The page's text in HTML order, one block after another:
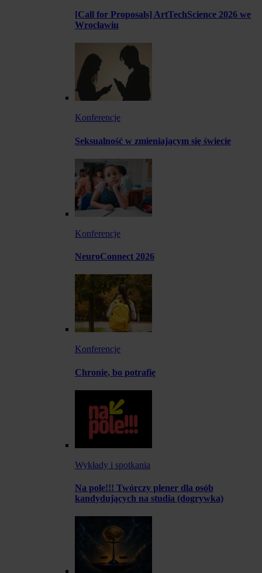
[Call for Proposals] ArtTechScience 2026 we
Wrocławiu
Konferencje
Seksualność w zmieniającym się świecie
Konferencje
NeuroConnect 2026
Konferencje
Chronię, bo potrafię
Wykłady i spotkania
Na pole!!! Twórczy plener dla osób
kandydujących na studia (dogrywka)